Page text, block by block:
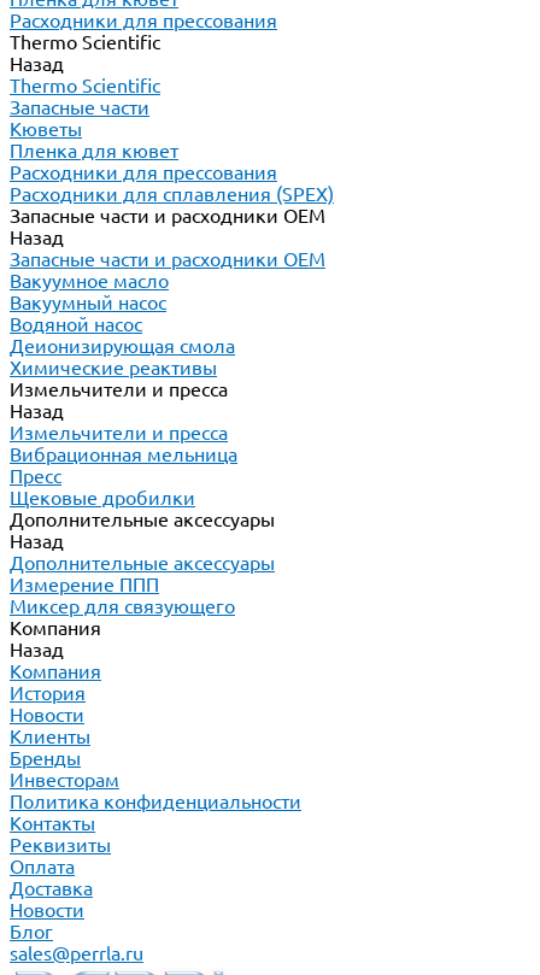
Расходники для прессования
Thermo Scientific
Назад
Thermo Scientific
Запасные части
Кюветы
Пленка для кювет
Расходники для прессования
Расходники для сплавления (SPEX)
Запасные части и расходники ОЕМ
Назад
Запасные части и расходники ОЕМ
Вакуумное масло
Вакуумный насос
Водяной насос
Деионизирующая смола
Химические реактивы
Измельчители и пресса
Назад
Измельчители и пресса
Вибрационная мельница
Пресс
Щековые дробилки
Дополнительные аксессуары
Назад
Дополнительные аксессуары
Измерение ППП
Миксер для связующего
Компания
Назад
Компания
История
Новости
Клиенты
Бренды
Инвесторам
Политика конфиденциальности
Контакты
Реквизиты
Оплата
Доставка
Новости
Блог
sales@perrla.ru